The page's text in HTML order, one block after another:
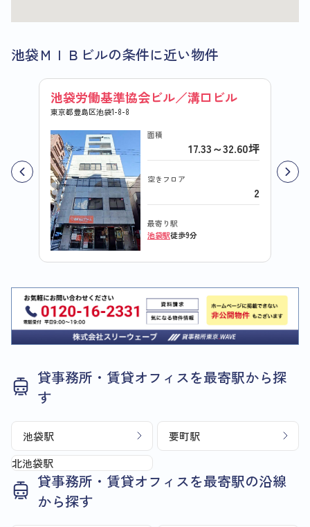
池袋ＭＩＢビルの条件に近い物件
池袋労働基準協会ビル／溝口ビル
東京都豊島区池袋1-8-8
面積
17.33～32.60坪
空きフロア
2
最寄り駅
池袋駅徒歩9分
貸事務所・賃貸オフィスを最寄駅から探
す
池袋駅
要町駅
北池袋駅
貸事務所・賃貸オフィスを最寄駅の沿線
から探す